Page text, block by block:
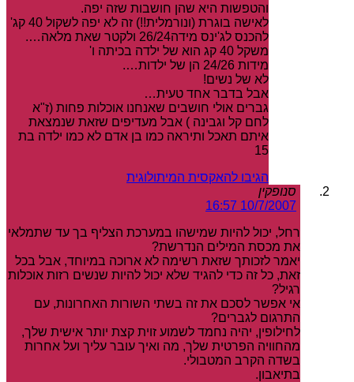
והטפשות היא שהן חושבות שזה יפה.
לאישה בוגרת (ונורמלית!!) זה לא יפה לשקול 40 קג'
להכנס לג'ינס מידה26/24 ולקטר שאת מלאה….
משקל 40 קג הוא של ילדה בכיתה ו'
מידות 24/26 הן של ילדות….
לא של נשים!
אבל בדבר אחד טעית…
גברים אולי חושבים שאנחנו אוכלות פחות (ז"א
לחם קל וגבינה ) אבל מעדיפים שזאת שנמצאת
איתם תאכל ותיראה כמו בן אדם לא כמו ילדה בת
15
הגיבו להאקסית המיתולוגית
סנופקין
10/7/2007 16:57
רחל, יכול להיות שמישהו במערכת הצליף בך עד שתמלאי
את מכסת המילים הנדרשת?
יאמר לזכותך שזאת רשימה לא ארוכה במיוחד, אבל בכל
זאת, כל זה כדי להגיד שלא יכול להיות שנשים רזות אוכלות
רגיל?
אי אפשר לסכם את זה בשתי השורות האחרונות, עם
התרגום לגברים?
לחילופין, יהיה נחמד לשמוע זוית קצת יותר אישית שלך,
מהחוויה הפרטית שלך, מה ואיך עובר עליך ועל אחרות
בשדה הקרב המטבולי.
בתיאבון.